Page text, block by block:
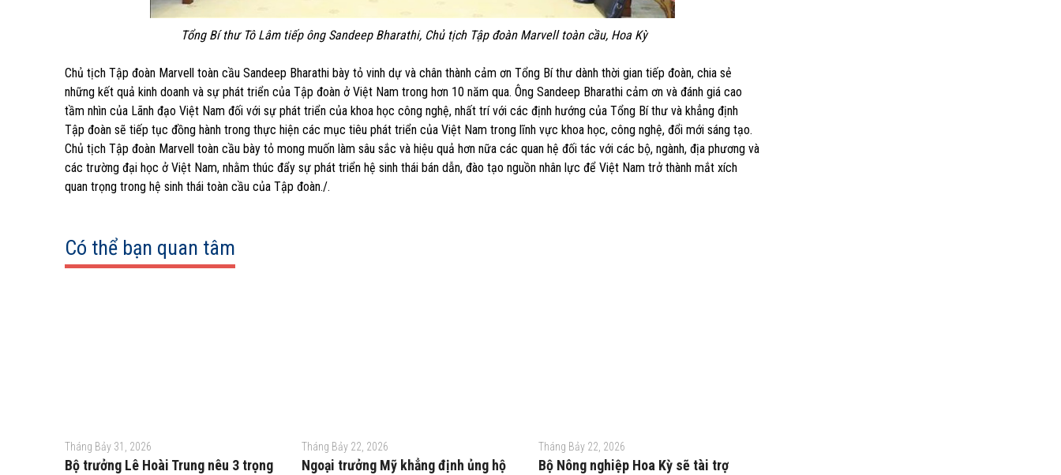
Tổng Bí thư Tô Lâm tiếp ông Sandeep Bharathi, Chủ tịch Tập đoàn Marvell toàn cầu, Hoa Kỳ
Chủ tịch Tập đoàn Marvell toàn cầu Sandeep Bharathi bày tỏ vinh dự và chân thành cảm ơn Tổng Bí thư dành thời gian tiếp đoàn, chia sẻ
những kết quả kinh doanh và sự phát triển của Tập đoàn ở Việt Nam trong hơn 10 năm qua. Ông Sandeep Bharathi cảm ơn và đánh giá cao
tầm nhìn của Lãnh đạo Việt Nam đối với sự phát triển của khoa học công nghệ, nhất trí với các định hướng của Tổng Bí thư và khẳng định
Tập đoàn sẽ tiếp tục đồng hành trong thực hiện các mục tiêu phát triển của Việt Nam trong lĩnh vực khoa học, công nghệ, đổi mới sáng tạo.
Chủ tịch Tập đoàn Marvell toàn cầu bày tỏ mong muốn làm sâu sắc và hiệu quả hơn nữa các quan hệ đối tác với các bộ, ngành, địa phương và
các trường đại học ở Việt Nam, nhằm thúc đẩy sự phát triển hệ sinh thái bán dẫn, đào tạo nguồn nhân lực để Việt Nam trở thành mắt xích
quan trọng trong hệ sinh thái toàn cầu của Tập đoàn./.
Có thể bạn quan tâm
Tháng Bảy 31, 2026
Bộ trưởng Lê Hoài Trung nêu 3 trọng
Tháng Bảy 22, 2026
Ngoại trưởng Mỹ khẳng định ủng hộ
Tháng Bảy 22, 2026
Bộ Nông nghiệp Hoa Kỳ sẽ tài trợ